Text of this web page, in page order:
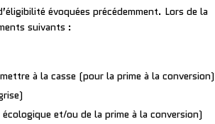
évoquées précédemment. Lors de la
suivants :
à la casse (pour la prime à la conversion)
et/ou de la prime à la conversion)